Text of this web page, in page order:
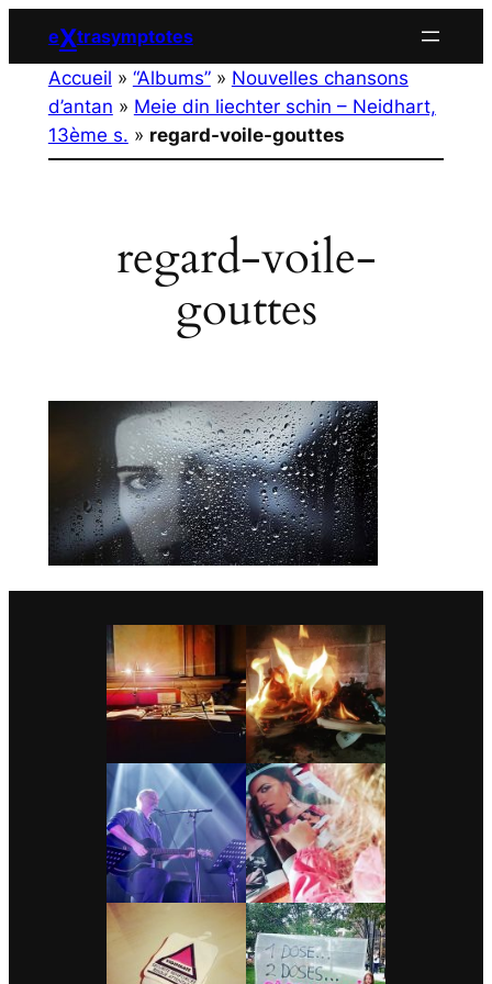
contenu
eXtrasymptotes
Accueil » “Albums”» Nouvelles chansons
d’antan » Meie din liechter schin – Neidhart,
13ème s. » regard-voile-gouttes
regard-voile-
gouttes